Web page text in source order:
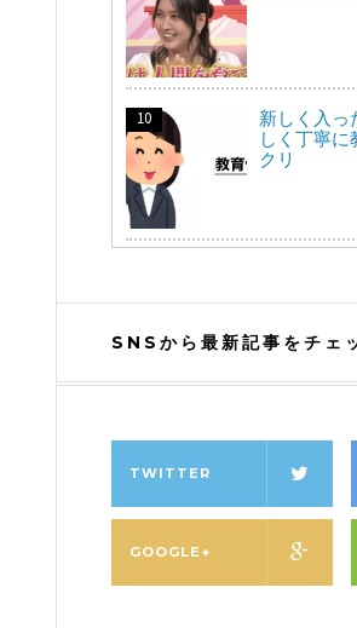
新しく入っ
しく丁寧
クリ
SNSから最新記事をチェ
TWITTER
GOOGLE+